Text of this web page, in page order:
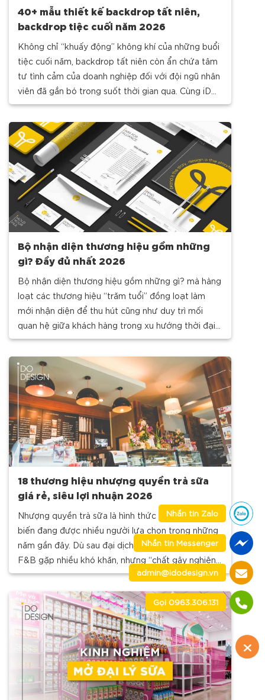
40+ mẫu thiết kế backdrop tất niên,
backdrop tiệc cuối năm 2026
Không chỉ “khuấy động” không khí của những buổi
tiệc cuối năm, backdrop tất niên còn ẩn chứa tâm
tư tình cảm của doanh nghiệp đối với đội ngũ nhân
viên đã gắn bó trong suốt thời gian qua. Cùng iDO
Design khám phá một
Bộ nhận diện thương hiệu gồm những
gì? Đầy đủ nhất 2026
Bộ nhận diện thương hiệu gồm những gì? mà hàng
loạt các thương hiệu “trăm tuổi” đồng loạt làm
mới nhận diện để thu hút cũng như duy trì mối
quan hệ giữa khách hàng trong xu hướng thời đại
mới. Cùng iDO Design khám
18 thương hiệu nhượng quyền trà sữa
giá rẻ, siêu lợi nhuận 2026
Nhượng quyền trà sữa là hình thức kinh doanh phổ
biến đang được nhiều người lựa chọn trong những
năm gần đây. Dù sau đại dịch COVID-19 ngành
F&B gặp nhiều khó khăn, nhưng “chất gây nghiện”
từ sữa này vẫn trở thành món nước
Nhắn tin Zalo
Nhắn tin Messenger
admin@idodesign.vn
Gọi 0963.306.131